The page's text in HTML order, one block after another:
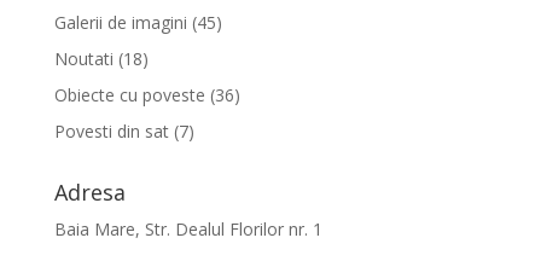
Galerii de imagini (45)
Noutati (18)
Obiecte cu poveste (36)
Povesti din sat(7)
Adresa
Baia Mare, Str. Dealul Florilor nr. 1